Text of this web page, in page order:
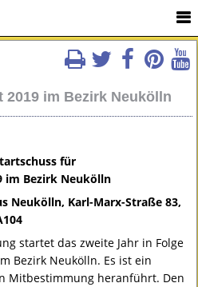
im Bezirk Neukölln
für
im Bezirk Neukölln
Neukölln, Karl-Marx-Straße 83,
startet das zweite Jahr in Folge
Bezirk Neukölln. Es ist ein
Mitbestimmung heranführt. Den